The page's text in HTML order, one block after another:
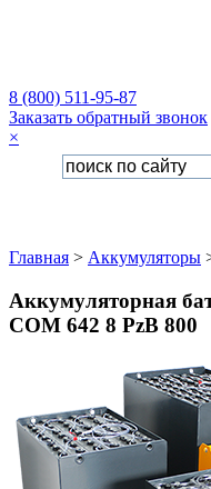
8 (800) 511-95-87
Заказать обратный звонок
×
Главная > Аккумуляторы
Аккумуляторная
COM 642 8 PzB 800